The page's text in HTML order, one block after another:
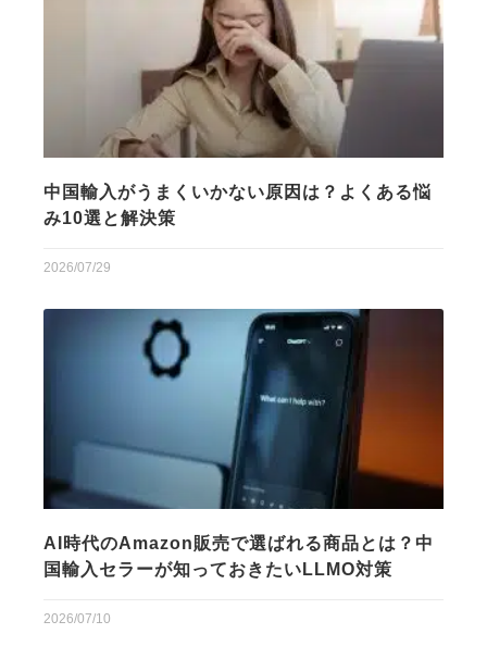
中国輸入がうまくいかない原因は？よくある悩
み10選と解決策
2026/07/29
AI時代のAmazon販売で選ばれる商品とは？中
国輸入セラーが知っておきたいLLMO対策
2026/07/10